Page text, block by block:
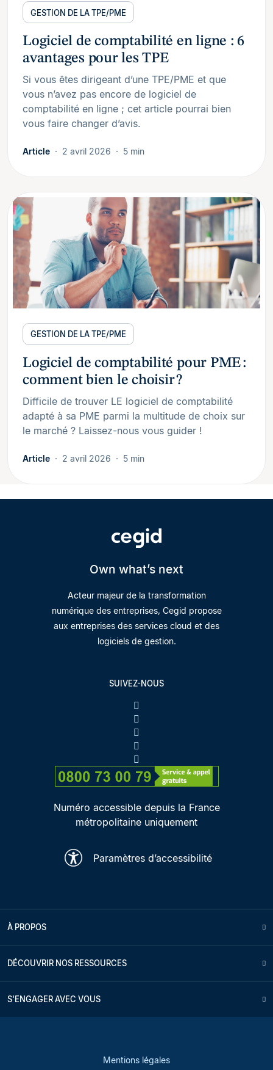
GESTION DE LA TPE/PME
Logiciel de comptabilité en ligne : 6
avantages pour les TPE
Si vous êtes dirigeant d’une TPE/PME et que
vous n’avez pas encore de logiciel de
comptabilité en ligne ; cet article pourrai bien
vous faire changer d’avis.
Article 2 avril 2026 5 min
GESTION DE LA TPE/PME
Logiciel de comptabilité pour PME :
comment bien le choisir ?
Difficile de trouver LE logiciel de comptabilité
adapté à sa PME parmi la multitude de choix sur
le marché ? Laissez-nous vous guider !
Article 2 avril 2026 5 min
Own what’s next
Acteur majeur de la transformation
numérique des entreprises, Cegid propose
aux entreprises des services cloud et des
logiciels de gestion.
SUIVEZ-NOUS
Numéro accessible depuis la France
métropolitaine uniquement
Paramètres d’accessibilité
À PROPOS
DÉCOUVRIR NOS RESSOURCES
S'ENGAGER AVEC VOUS
Mentions légales